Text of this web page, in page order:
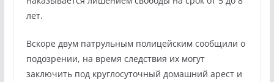
лет.
Вскоре двум патрульным полицейским сообщили о
подозрении, на время следствия их могут
заключить под круглосуточный домашний арест и